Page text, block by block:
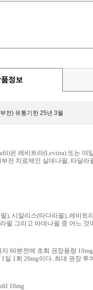
정보
전) 유통기한 25년 3월
은 레비트라(Levitra) 또는 야
전 치료제인 실데나필, 타달
), 시알리스(타다라필), 레비트
필 그리고 바데나필 중 어느 것
60분전에 초회 권장용량
일 1회 20mg이다. 최대 권장
10mg